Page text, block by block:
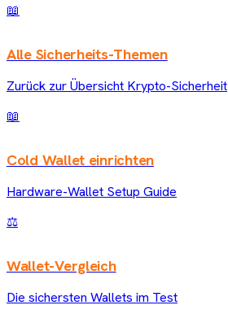
📖
Alle Sicherheits-Themen
Zurück zur Übersicht Krypto-Sicherheit
📖
Cold Wallet einrichten
Hardware-Wallet Setup Guide
⚖️
Wallet-Vergleich
Die sichersten Wallets im Test